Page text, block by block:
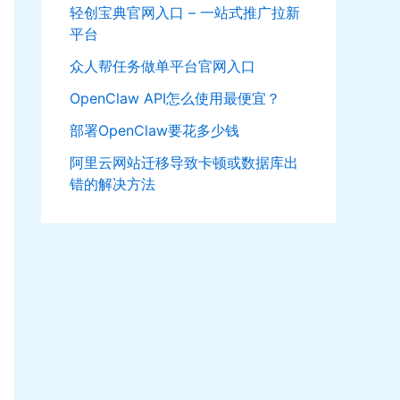
轻创宝典官网入口 – 一站式推广拉新
平台
众人帮任务做单平台官网入口
OpenClaw API怎么使用最便宜？
部署OpenClaw要花多少钱
阿里云网站迁移导致卡顿或数据库出
错的解决方法